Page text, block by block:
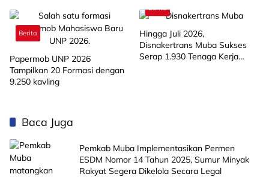
Limapuluh Kota
Berita
Papermob UNP 2026
Tampilkan 20 Formasi dengan
9.250 kavling
Berita
Hingga Juli 2026,
Disnakertrans Muba Sukses
Serap 1.930 Tenaga Kerja
Baca Juga
Pemkab Muba Implementasikan Permen
ESDM Nomor 14 Tahun 2025, Sumur Minyak
Rakyat Segera Dikelola Secara Legal